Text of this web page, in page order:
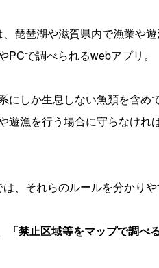
琵琶湖や滋賀県内で漁業や
で調べられるwebアプリ。
にしか生息しない魚類を含め
遊漁を行う場合に守らなけれ
、それらのルールを分かりや
「禁止区域等をマップで調べ